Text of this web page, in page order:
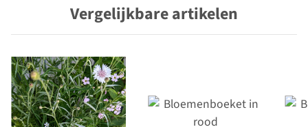
Vergelijkbare artikelen